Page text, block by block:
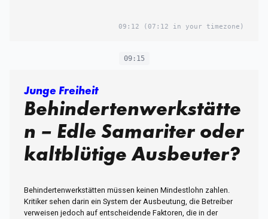
09:12 (07:12 in your timezone)
09:15
Junge Freiheit
Behindertenwerkstätte
n – Edle Samariter oder
kaltblütige Ausbeuter?
Behindertenwerkstätten müssen keinen Mindestlohn zahlen.
Kritiker sehen darin ein System der Ausbeutung, die Betreiber
verweisen jedoch auf entscheidende Faktoren, die in der